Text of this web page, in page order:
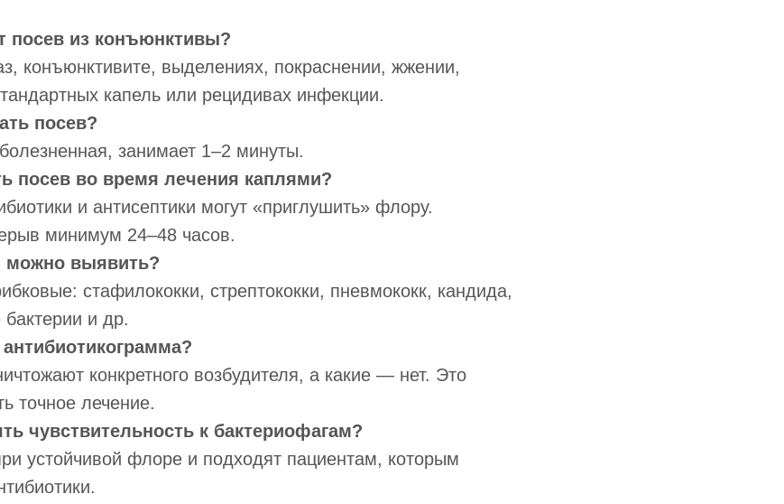
посев из конъюнктивы?
конъюнктивите, выделениях, покраснении, жжении,
капель или рецидивах инфекции.
посев?
занимает 1–2 минуты.
посев во время лечения каплями?
и антисептики могут «приглушить» флору.
минимум 24–48 часов.
можно выявить?
стафилококки, стрептококки, пневмококк, кандида,
и др.
конкретного возбудителя, а какие — нет. Это
точное лечение.
чувствительность к бактериофагам?
устойчивой флоре и подходят пациентам, которым